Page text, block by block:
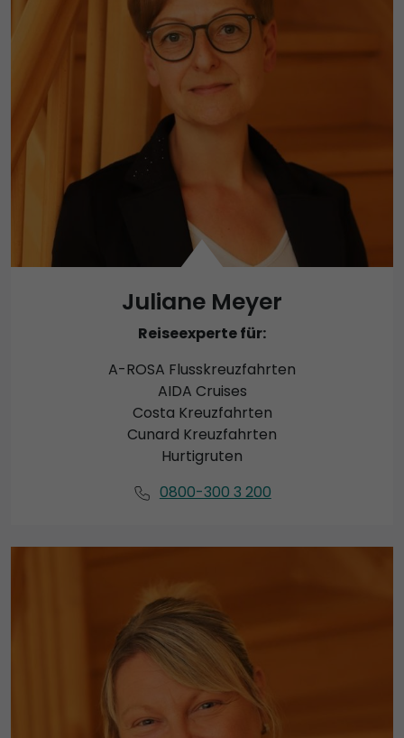
Juliane Meyer
Reiseexperte für:
A-ROSA Flusskreuzfahrten
AIDA Cruises
Costa Kreuzfahrten
Cunard Kreuzfahrten
Hurtigruten
0800-300 3 200